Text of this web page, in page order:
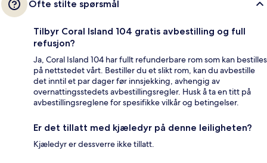
Ofte stilte spørsmål
Tilbyr Coral Island 104 gratis avbestilling og full
refusjon?
Ja, Coral Island 104 har fullt refunderbare rom som kan bestilles
på nettstedet vårt. Bestiller du et slikt rom, kan du avbestille
det inntil et par dager før innsjekking, avhengig av
overnattingsstedets avbestillingsregler. Husk å ta en titt på
avbestillingsreglene for spesifikke vilkår og betingelser.
Er det tillatt med kjæledyr på denne leiligheten?
Kjæledyr er dessverre ikke tillatt.